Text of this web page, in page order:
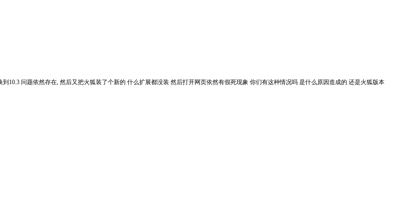
10.3 问题依然存在, 然后又把火狐装了个新的 什么扩展都没装 然后打开网页依然有假死现象 你们有这种情况吗 是什么原因造成的 还是火狐版本